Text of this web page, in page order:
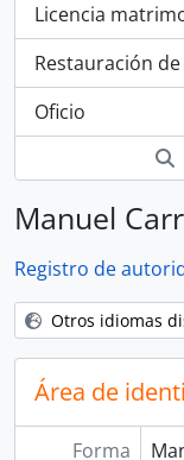
Licencia
Restauración
Oficio
Manuel
Registro de
Otros idiomas
Área de
Forma